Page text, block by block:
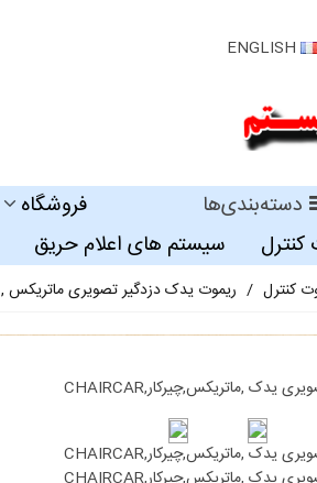
ENGLISH
دسته‌بندی‌ها فروشگاه
کنترل
سیستم های اعلام حریق
کنترل / ریموت یدک دزدگیر تصویری ماتریکس ,